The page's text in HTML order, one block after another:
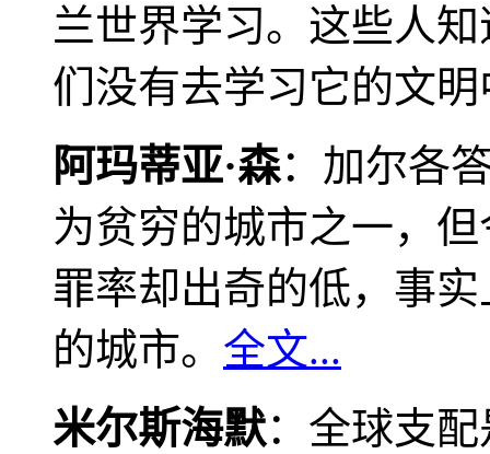
兰世界学习。这些人
们没有去学习它的文
阿玛蒂亚·森：加尔各
为贫穷的城市之一，
罪率却出奇的低，事
的城市。 全文...
米尔斯海默：全球支